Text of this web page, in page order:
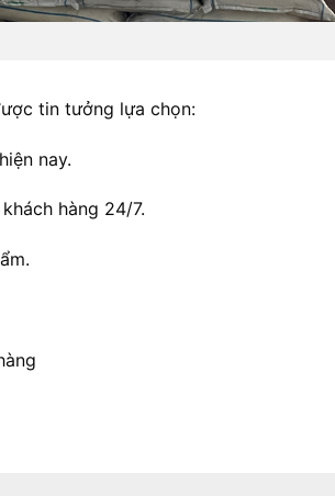
tin tưởng lựa chọn:
nay.
hàng 24/7.